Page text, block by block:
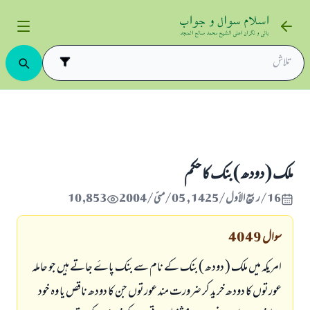
ملک ( دودھ ) بنک کا حکم
16/ربيع الأول/1425 , 05/مئی/2004 10,853
سوال4049
امریکہ میں ملک ( دودھ ) بنک کے نام سے بنک پاۓ جاتے ہیں جو حاملہ
عورتوں کا دودھ خرید کر ضرورت مند عورتوں جن کا دودھ ناقص یا وہ خود